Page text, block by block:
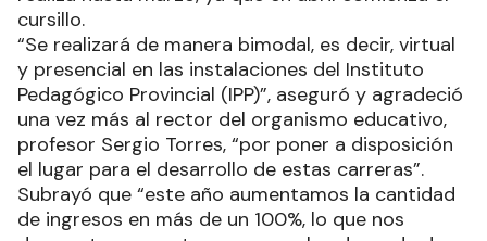
cursillo.
“Se realizará de manera bimodal, es decir, virtual
y presencial en las instalaciones del Instituto
Pedagógico Provincial (IPP)”, aseguró y agradeció
una vez más al rector del organismo educativo,
profesor Sergio Torres, “por poner a disposición
el lugar para el desarrollo de estas carreras”.
Subrayó que “este año aumentamos la cantidad
de ingresos en más de un 100%, lo que nos